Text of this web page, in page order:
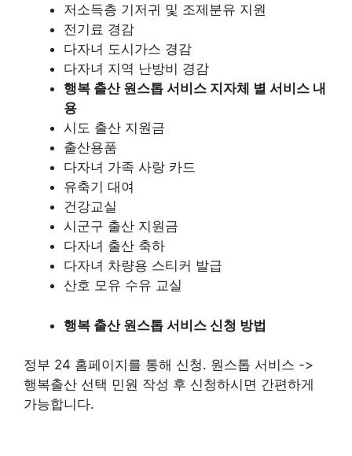
저소득층 기저귀 및 조제분유 지원
전기료 경감
다자녀 도시가스 경감
다자녀 지역 난방비 경감
행복 출산 원스톱 서비스 지자체 별 서비스 내
용
시도 출산 지원금
출산용품
다자녀 가족 사랑 카드
유축기 대여
건강교실
시군구 출산 지원금
다자녀 출산 축하
다자녀 차량용 스티커 발급
산호 모유 수유 교실
행복 출산 원스톱 서비스 신청 방법
정부 24 홈페이지를 통해 신청. 원스톱 서비스 ->
행복출산 선택 민원 작성 후 신청하시면 간편하게
가능합니다.